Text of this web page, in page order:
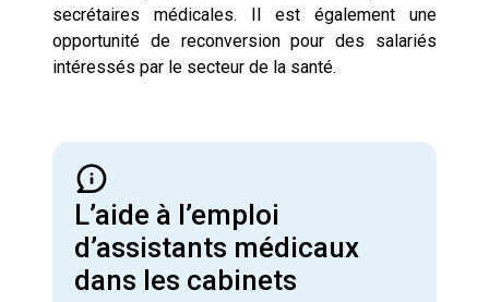
secrétaires médicales. Il est également une
opportunité de reconversion pour des salariés
intéressés par le secteur de la santé.
L’aide à l’emploi
d’assistants médicaux
dans les cabinets